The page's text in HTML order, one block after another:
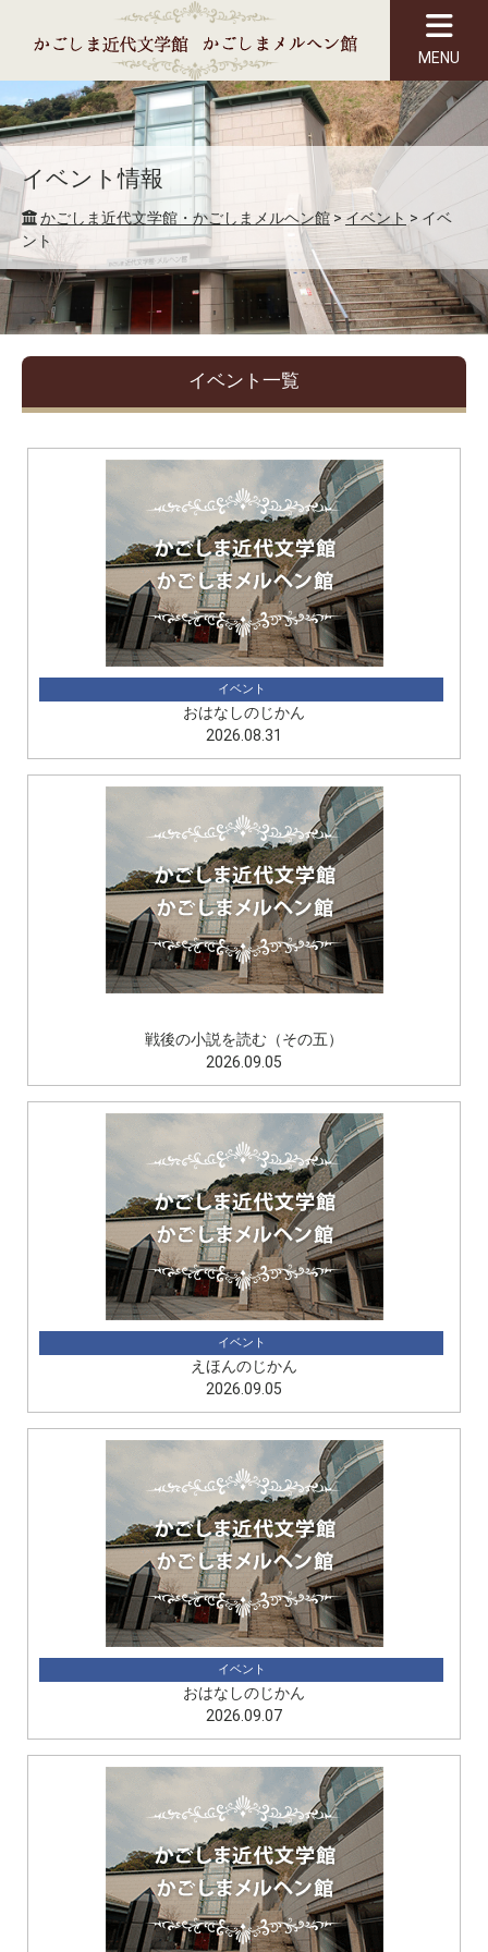
MENU
イベント情報
かごしま近代文学館・かごしまメルヘン館 > イベント > イベ
ント
イベント一覧
イベント
おはなしのじかん
2026.08.31
戦後の小説を読む（その五）
2026.09.05
イベント
えほんのじかん
2026.09.05
イベント
おはなしのじかん
2026.09.07